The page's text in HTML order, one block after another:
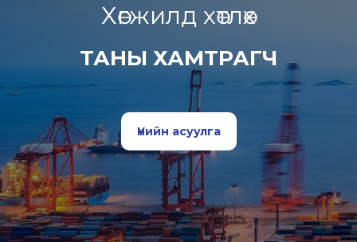
Хөгжилд хөтлөх
ТАНЫ ХАМТРАГЧ
Үнийн асуулга